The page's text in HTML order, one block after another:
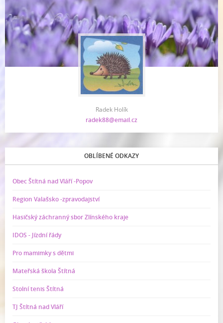
Radek Holík
radek88@email.cz
OBLÍBENÉ ODKAZY
Obec Štítná nad Vláří -Popov
Region Valašsko -zpravodajství
Hasičský záchranný sbor Zlínského kraje
IDOS - Jízdní řády
Pro mamimky s dětmi
Mateřská škola Štítná
Stolní tenis Štítná
TJ Štítná nad Vláří